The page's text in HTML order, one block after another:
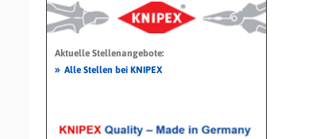
Aktuelle Stellenangebote:
» Alle Stellen bei KNIPEX